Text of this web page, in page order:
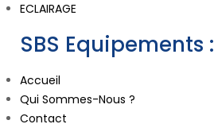
ECLAIRAGE
SBS Equipements :
Accueil
Qui Sommes-Nous ?
Contact